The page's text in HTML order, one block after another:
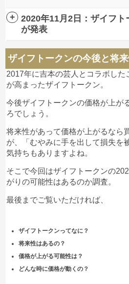
2020年11月2日：ザイフ
が発表
本日ザイフトークンの発行元、
社より今後の方針について発表
軸となる方針は、“ザイフトーク
を避ける”というものです。
来年2021年にはERC20への移
ザイフトークンの今後と将
2017年に吉本の芸人とコラボし
が高まったザイフトークン。
今後ザイフトークンの価格が上が
ろでしょう。
将来性があって価格が上がるなら
が、「むやみに手を出して損失を
気持ちもありますよね。
そこで今回はザイフトークンの
がりの可能性はあるのか調査。
最後までご覧いただければ、
ザイフトークンってなに？
将来性はあるの？
価格が上がる可能性は？
どんな時に価格が動くの？